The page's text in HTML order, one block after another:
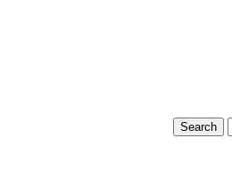
Search